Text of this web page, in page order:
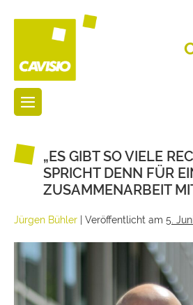
„ES GIBT SO VIELE
SPRICHT DENN FÜR
ZUSAMMENARBEIT
Jürgen Bühler Veröffentlicht am 5.